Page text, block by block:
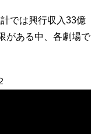
では興行収入33億
がある中、各劇場で